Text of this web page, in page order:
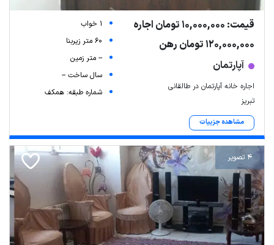
قیمت: 10,000,000 تومان اجاره
120,000,000 تومان رهن
آپارتمان
اجاره خانه آپارتمان در طالقانی
تبریز
مشاهده جزییات
1 خواب
60 متر زیربنا
-- متر زمین
سال ساخت --
شماره طبقه: همکف
4 تصویر